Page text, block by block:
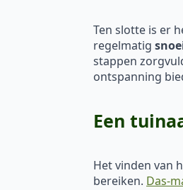
Ten slotte is er
regelmatig
stappen
ontspanning
Een
Het vinden van
bereiken. Das-